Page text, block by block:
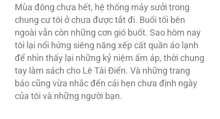
Mùa đông chưa hết, hệ thống máy sưởi trong
chung cư tôi ở chưa được tắt đi. Buổi tối bên
ngoài vẫn còn những cơn gió buốt. Sao hôm nay
tôi lại nổi hứng siêng năng xếp cất quần áo lạnh
để nhìn thấy lại những kỷ niệm ấm áp, thời chung
tay làm sách cho Lê Tài Điển. Và những trang
báo cũng vừa nhắc đến cái hẹn chưa định ngày
của tôi và những người bạn.